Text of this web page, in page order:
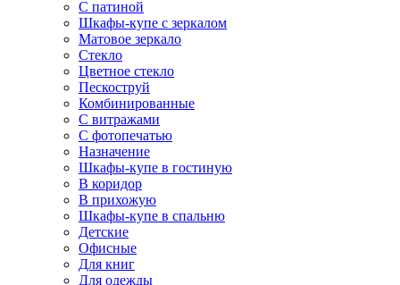
С патиной
Шкафы-купе с зеркалом
Матовое зеркало
Стекло
Цветное стекло
Пескоструй
Комбинированные
С витражами
С фотопечатью
Назначение
Шкафы-купе в гостиную
В коридор
В прихожую
Шкафы-купе в спальню
Детские
Офисные
Для книг
Для одежды